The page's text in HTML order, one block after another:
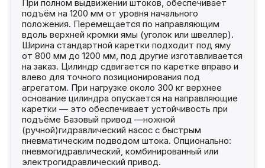
При полном выдвижении штоков, обеспечивает
подъём на 1200 мм от уровня начального
положения. Перемещается по направляющим
вдоль верхней кромки ямы (уголок или швеллер).
Ширина стандартной каретки подходит под яму
от 800 мм до 1200 мм, под другие изготавливается
на заказ. Цилиндр сдвигается по каретке вправо и
влево для точного позиционирования под
агрегатом. При нагрузке около 300 кг верхнее
основание цилиндра опускается на направляющие
каретки — это обеспечивает устойчивость при
подъёме Базовый привод —ножной
(ручной)гидравлический насос с быстрым
пневматическим подводом штока. Опционально:
пневмогидравлический, комбинированный или
электрогидравлический привод.